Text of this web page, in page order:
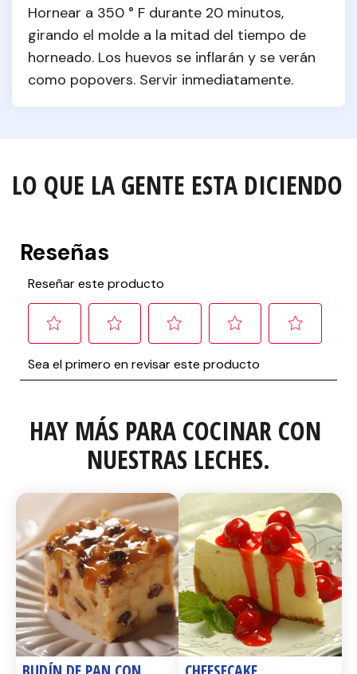
Hornear a 350 ° F durante 20 minutos,
girando el molde a la mitad del tiempo de
horneado. Los huevos se inflarán y se verán
como popovers. Servir inmediatamente.
LO QUE LA GENTE ESTA DICIENDO
HAY MÁS PARA COCINAR CON
NUESTRAS LECHES.